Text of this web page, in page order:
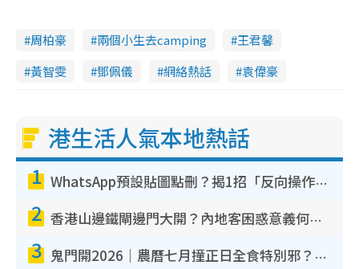
周柏豪 兩個小生去camping
王君馨
黃智雯
鄧佩儀 網絡熱話 袁偉豪
港生活人氣本地熱話
1 WhatsApp預設貼圖點刪？揭1招「反向操作」還原簡潔介面 附3步實測教學
2 香港山邊鐵閘邊門大開？內地客困惑意義何在！網民神回覆：呢種叫法理性防禦
3 鬼門開2026｜農曆七月撞正日全食特別邪？專家警告切忌做一事！揭4大禁忌+2招保平安